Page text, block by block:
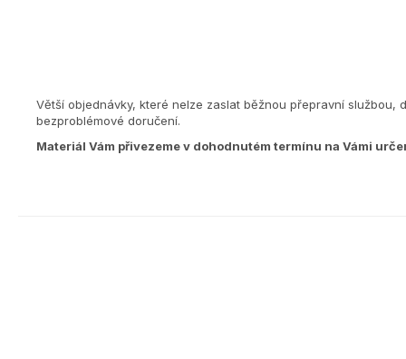
Větší objednávky, které nelze zaslat běžnou přepravní službou,
bezproblémové doručení.
Materiál Vám přivezeme v dohodnutém termínu na Vámi